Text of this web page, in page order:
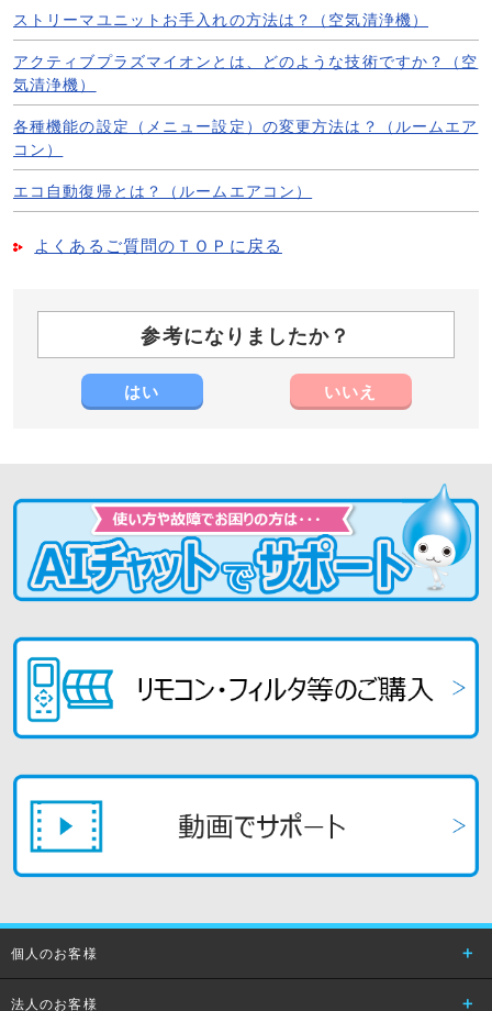
ストリーマユニットお手入れの方法は？（空気清浄機）
アクティブプラズマイオンとは、どのような技術ですか？（空
気清浄機）
各種機能の設定（メニュー設定）の変更方法は？（ルームエア
コン）
エコ自動復帰とは？（ルームエアコン）
よくあるご質問のＴＯＰに戻る
参考になりましたか？
はい いいえ
個人のお客様
法人のお客様